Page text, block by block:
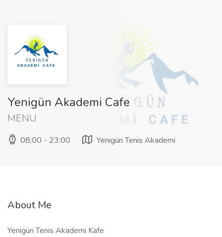
Yenigün Akademi Cafe
MENU
08:00 - 23:00 Yenigün Tenis Akademi
About Me
Yenigün Tenis Akademi Kafe